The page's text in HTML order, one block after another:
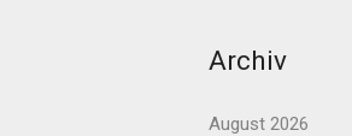
Archiv
August 2026